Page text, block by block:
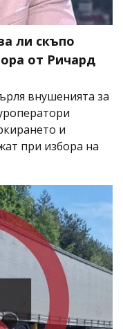
ли скъпо
от Ричард
внушенията за
и
при избора на